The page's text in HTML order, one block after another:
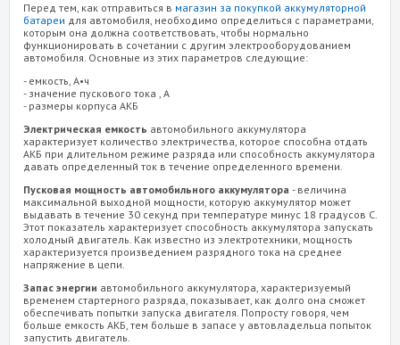
Перед тем, как отправиться в магазин за покупкой аккумуляторной
батареи для автомобиля, необходимо определиться с параметрами,
которым она должна соответствовать, чтобы нормально
функционировать в сочетании с другим электрооборудованием
автомобиля. Основные из этих параметров следующие:
- емкость, А•ч
- значение пускового тока , А
- размеры корпуса АКБ
Электрическая емкость автомобильного аккумулятора
характеризует количество электричества, которое способна отдать
АКБ при длительном режиме разряда или способность аккумулятора
давать определенный ток в течение определенного времени.
Пусковая мощность автомобильного аккумулятора - величина
максимальной выходной мощности, которую аккумулятор может
выдавать в течение 30 секунд при температуре минус 18 градусов С.
Этот показатель характеризует способность аккумулятора запускать
холодный двигатель. Как известно из электротехники, мощность
характеризуется произведением разрядного тока на среднее
напряжение в цепи.
Запас энергии автомобильного аккумулятора, характеризуемый
временем стартерного разряда, показывает, как долго она сможет
обеспечивать попытки запуска двигателя. Попросту говоря, чем
больше емкость АКБ, тем больше в запасе у автовладельца попыток
запустить двигатель.